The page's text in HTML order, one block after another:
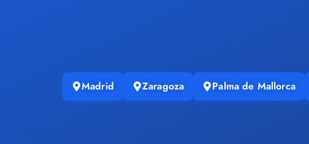
Madrid Zaragoza Palma de Mallorca